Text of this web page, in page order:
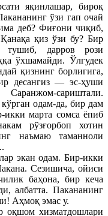
яқинлашар, бироқ
ўзи гап очай
деб? Фиғони чиқиб,
қиз ўзи бу? Бир
тушиб, дарров рози
ўхшамайди. Ўлгудек
қизнинг борлигига,
десангиз — эс-ҳуши
сариштали.
одам-да, бир дам
икки марта сомса ёпиб
рўзғорбоп хотин
наъмаю таманноли
экан одам. Бир-икки
Сезишича, ойиси
баҳона, бир кеча
албатта. Пакананинг
Аҳмоқ эмас у.
оқшом хизматдошлари